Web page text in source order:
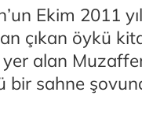
Ekim 2011
çıkan öykü
yer alan
bir sahne